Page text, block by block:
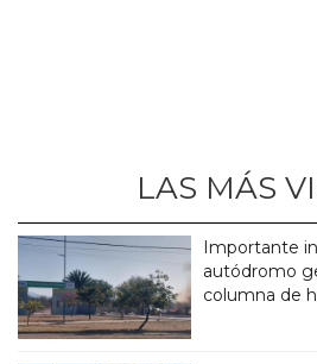
LAS MÁS
Importante
autódromo
columna de